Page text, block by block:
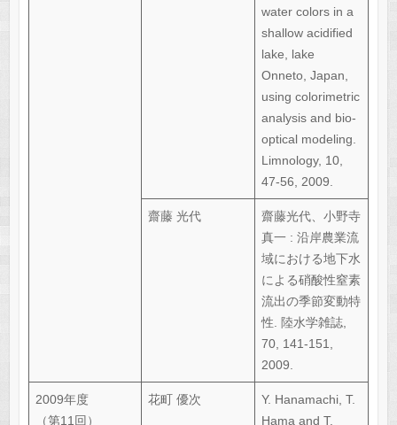
water colors in a
shallow acidified
lake, lake
Onneto, Japan,
using colorimetric
analysis and bio-
optical modeling.
Limnology, 10,
47-56, 2009.
齋藤 光代
齋藤光代、小野寺
真一 : 沿岸農業流
域における地下水
による硝酸性窒素
流出の季節変動特
性. 陸水学雑誌,
70, 141-151,
2009.
2009年度
（第11回）
花町 優次
Y. Hanamachi, T.
Hama and T.